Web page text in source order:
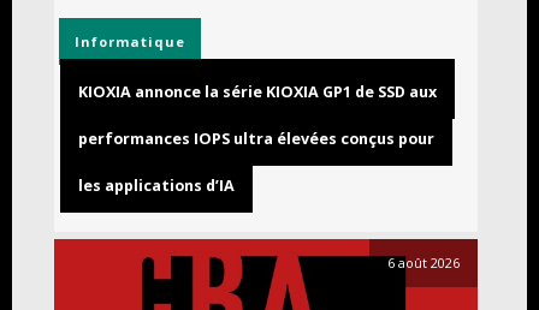
Informatique
KIOXIA annonce la série KIOXIA GP1 de SSD aux
performances IOPS ultra élevées conçus pour
les applications d’IA
6 août 2026